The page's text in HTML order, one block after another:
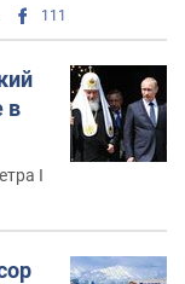
111
в
I